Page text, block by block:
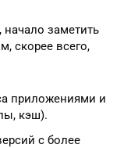
заметить
скорее всего,
приложениями и
кэш).
с более